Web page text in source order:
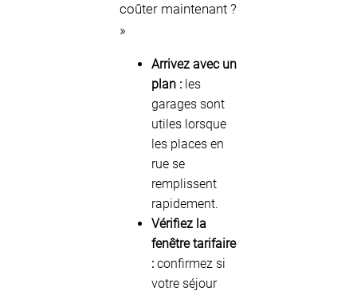
coûter maintenant ?
»
Arrivez avec un
plan : les
garages sont
utiles lorsque
les places en
rue se
remplissent
rapidement.
Vérifiez la
fenêtre tarifaire
: confirmez si
votre séjour